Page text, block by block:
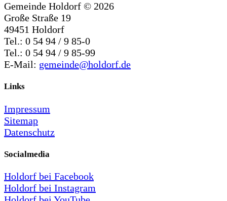
Gemeinde Holdorf © 2026
Große Straße 19
49451 Holdorf
Tel.: 0 54 94 / 9 85-0
Tel.: 0 54 94 / 9 85-99
E-Mail: gemeinde@holdorf.de
Links
Impressum
Sitemap
Datenschutz
Socialmedia
Holdorf bei Facebook
Holdorf bei Instagram